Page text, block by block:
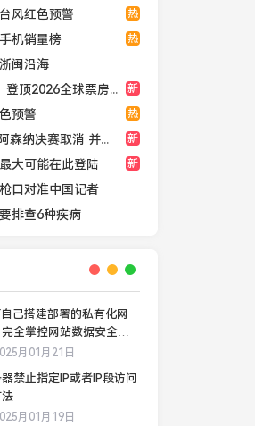
热
风红色预警
热
机销量榜
闽沿海
新
《蜘蛛侠4》登顶2026全球票房总冠军
热
预警
新
国足U17与阿森纳决赛取消 并列冠军
新
大可能在此登陆
口对准中国记者
排查6种疾病
己搭建部署的私有化网
全掌控网站数据安全和
月01月21日
禁止指定IP或者IP段访问
月01月19日